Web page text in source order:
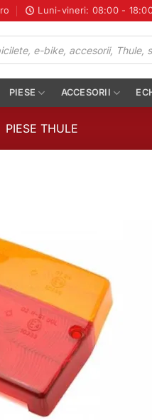
Luni-vineri: 08:00 -
PIESE ACCESORII
PIESE THULE